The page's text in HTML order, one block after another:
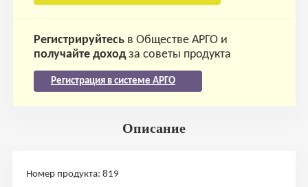
Регистрируйтесьв Обществе АРГО и
получайте доходза советы продукта
Регистрация в системе АРГО
Описание
Номер продукта: 819